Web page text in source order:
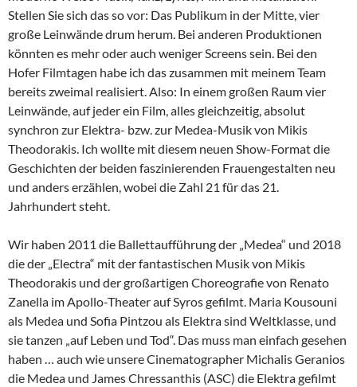
Stellen Sie sich das so vor: Das Publikum in der Mitte, vier
große Leinwände drum herum. Bei anderen Produktionen
könnten es mehr oder auch weniger Screens sein. Bei den
Hofer Filmtagen habe ich das zusammen mit meinem Team
bereits zweimal realisiert. Also: In einem großen Raum vier
Leinwände, auf jeder ein Film, alles gleichzeitig, absolut
synchron zur Elektra- bzw. zur Medea-Musik von Mikis
Theodorakis. Ich wollte mit diesem neuen Show-Format die
Geschichten der beiden faszinierenden Frauengestalten neu
und anders erzählen, wobei die Zahl 21 für das 21.
Jahrhundert steht.
Wir haben 2011 die Ballettaufführung der „Medea“ und 2018
die der „Electra“ mit der fantastischen Musik von Mikis
Theodorakis und der großartigen Choreografie von Renato
Zanella im Apollo-Theater auf Syros gefilmt. Maria Kousouni
als Medea und Sofia Pintzou als Elektra sind Weltklasse, und
sie tanzen „auf Leben und Tod“. Das muss man einfach gesehen
haben … auch wie unsere Cinematographer Michalis Geranios
die Medea und James Chressanthis (ASC) die Elektra gefilmt